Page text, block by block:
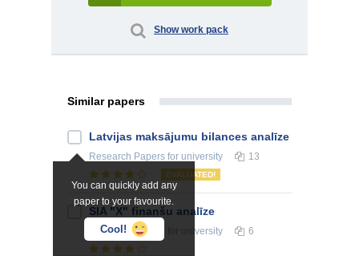
Show work pack
Similar papers
You can quickly add any
paper to your favourite.
Cool!
Latvijas maksājumu bilances analīze
Research Papers for university 13
EVALUATED!
SIA "X" finanšu analīze
Research Papers for university 6